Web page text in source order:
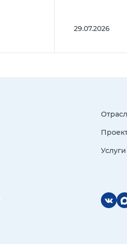
29.07.2026
Услуги